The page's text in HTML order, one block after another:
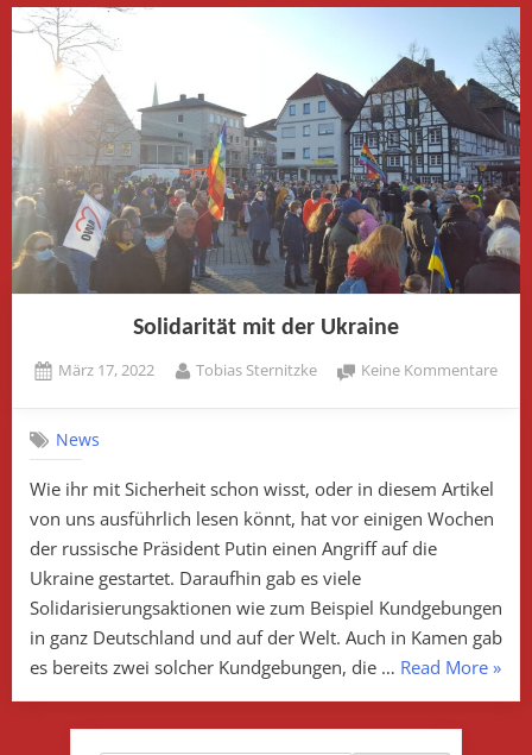
Solidarität mit der Ukraine
Posted
März 17, 2022 By
Tobias Sternitzke Keine Kommentarezu
News
Wie ihr mit Sicherheit schon wisst, oder in diesem Artikel
von uns ausführlich lesen könnt, hat vor einigen Wochen
der russische Präsident Putin einen Angriff auf die
Ukraine gestartet. Daraufhin gab es viele
Solidarisierungsaktionen wie zum Beispiel Kundgebungen
in ganz Deutschland und auf der Welt. Auch in Kamen gab
es bereits zwei solcher Kundgebungen, die … Read More
mit
»